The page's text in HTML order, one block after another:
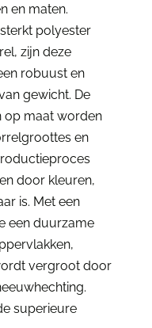
en maten.
polyester
zijn deze
robuust en
gewicht. De
op maat worden
en
door kleuren,
is. Met een
een duurzame
vergroot door
superieure